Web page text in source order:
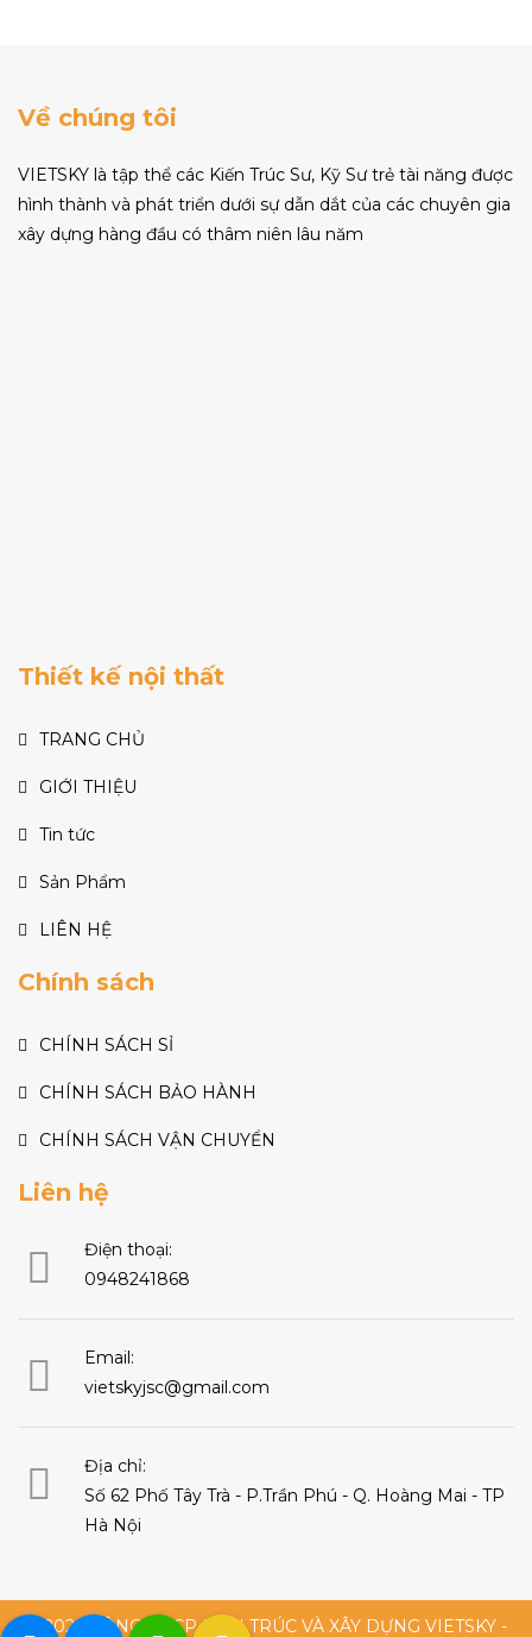
Về chúng tôi
VIETSKY là tập thể các Kiến Trúc Sư, Kỹ Sư trẻ tài năng được
hình thành và phát triển dưới sự dẫn dắt của các chuyên gia
xây dựng hàng đầu có thâm niên lâu năm
Thiết kế nội thất
TRANG CHỦ
GIỚI THIỆU
Tin tức
Sản Phẩm
LIÊN HỆ
Chính sách
CHÍNH SÁCH SỈ
CHÍNH SÁCH BẢO HÀNH
CHÍNH SÁCH VẬN CHUYỂN
Liên hệ
Điện thoại:
0948241868
Email:
vietskyjsc@gmail.com
Địa chỉ:
Số 62 Phố Tây Trà - P.Trần Phú - Q. Hoàng Mai - TP
Hà Nội
© 2026 CÔNG TY CP KIẾN TRÚC VÀ XÂY DỰNG VIETSKY -